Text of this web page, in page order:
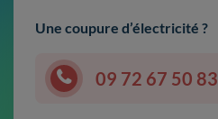
Une coupure d’électricité ?
09 72 67 50 83